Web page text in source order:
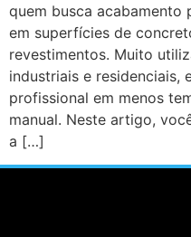
quem busca
em superfícies de
revestimentos. Muito
industriais e residenciais,
profissional em menos
manual. Neste artigo,
a […]